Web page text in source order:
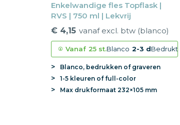
Enkelwandige fles Topflask |
RVS | 750 ml | Lekvrij
€ 4,15 vanaf excl. btw (blanco)
Vanaf 25 st.Blanco 2-3 dBedrukt
Blanco, bedrukken of graveren
1-5 kleuren of full-color
Max drukformaat 232×105 mm